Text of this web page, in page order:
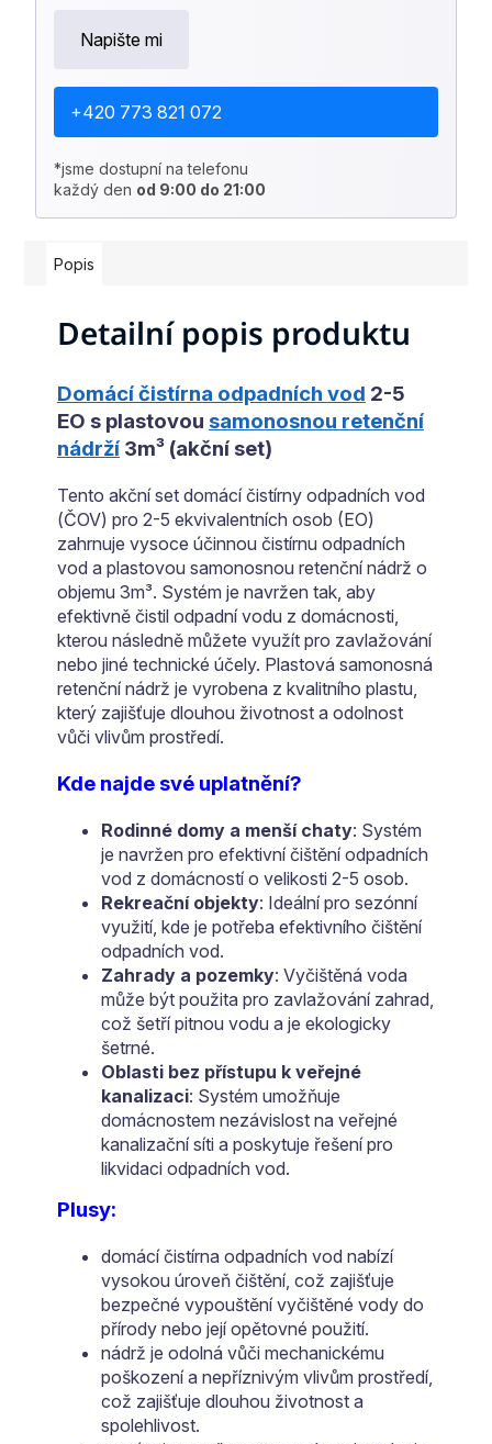
+420 773 821 072
Napište mi
*jsme dostupní na telefonu
každý den od 9:00 do 21:00
Popis
Detailní popis produktu
Domácí čistírna odpadních vod 2-5
EO s plastovou samonosnou retenční
nádrží 3m³ (akční set)
Tento akční set domácí čistírny odpadních vod
(ČOV) pro 2-5 ekvivalentních osob (EO)
zahrnuje vysoce účinnou čistírnu odpadních
vod a plastovou samonosnou retenční nádrž o
objemu 3m³. Systém je navržen tak, aby
efektivně čistil odpadní vodu z domácnosti,
kterou následně můžete využít pro zavlažování
nebo jiné technické účely. Plastová samonosná
retenční nádrž je vyrobena z kvalitního plastu,
který zajišťuje dlouhou životnost a odolnost
vůči vlivům prostředí.
Kde najde své uplatnění?
Rodinné domy a menší chaty: Systém
je navržen pro efektivní čištění odpadních
vod z domácností o velikosti 2-5 osob.
Rekreační objekty: Ideální pro sezónní
využití, kde je potřeba efektivního čištění
odpadních vod.
Zahrady a pozemky: Vyčištěná voda
může být použita pro zavlažování zahrad,
což šetří pitnou vodu a je ekologicky
šetrné.
Oblasti bez přístupu k veřejné
kanalizaci: Systém umožňuje
domácnostem nezávislost na veřejné
kanalizační síti a poskytuje řešení pro
likvidaci odpadních vod.
Plusy:
domácí čistírna odpadních vod nabízí
vysokou úroveň čištění, což zajišťuje
bezpečné vypouštění vyčištěné vody do
přírody nebo její opětovné použití.
nádrž je odolná vůči mechanickému
poškození a nepříznivým vlivům prostředí,
což zajišťuje dlouhou životnost a
spolehlivost.